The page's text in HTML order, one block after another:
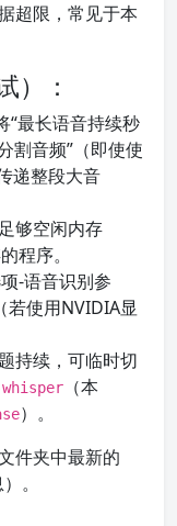
超限，常见于本
）：
“最长语音持续秒
割音频”（即使使
递整段大音
够空闲内存
程序。
项-语音识别参
（若使用NVIDIA显
持续，可临时切
（本
）。
件夹中最新的
。